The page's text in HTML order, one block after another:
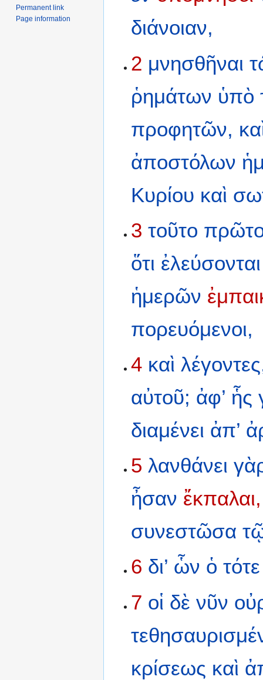
διάνοιαν,
2 μνησθῆναι
ῥημάτων ὑπὸ
προφητῶν,
ἀποστόλων
Κυρίου καὶ
3 τοῦτο
ὅτι ἐλεύσονται
ἡμερῶν
πορευόμενοι,
4 καὶ
αὐτοῦ; ἀφ’ ἧς
διαμένει ἀπ’
5 λανθάνει
ἦσαν ἔκπαλαι,
συνεστῶσα
6 δι’ ὧν ὁ τότε
7 οἱ δὲ νῦν
κρίσεως καὶ
Permanent link
Page information